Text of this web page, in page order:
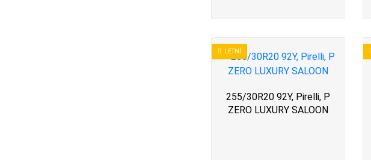
LETNÍ
255/30R20 92Y, Pirelli, P
ZERO LUXURY SALOON